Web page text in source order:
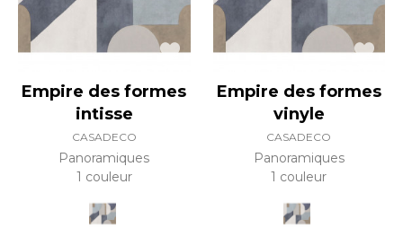
Empire des formes
intisse
CASADECO
Panoramiques
1 couleur
Empire des formes
vinyle
CASADECO
Panoramiques
1 couleur